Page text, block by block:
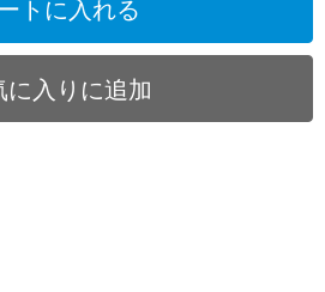
トに入れる
に入りに追加